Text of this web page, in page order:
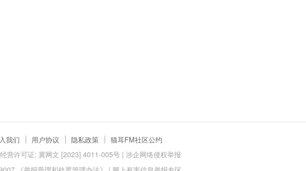
我们 用户协议 隐私政策
猫耳FM社区公约
营许可证: 冀网文 [2023] 4011-005号 | 涉企网络侵权举报